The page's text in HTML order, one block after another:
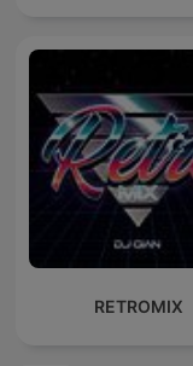
RETROMIX